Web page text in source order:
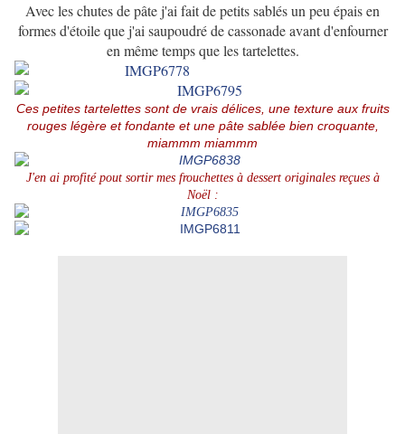
Avec les chutes de pâte j'ai fait de petits sablés un peu épais en
formes d'étoile que j'ai saupoudré de cassonade avant d'enfourner
en même temps que les tartelettes.
Ces petites tartelettes sont de vrais délices, une texture aux fruits
rouges légère et fondante et une pâte sablée bien croquante,
miammm miammm
J'en ai profité pout sortir mes frouchettes à dessert originales reçues à
Noël :